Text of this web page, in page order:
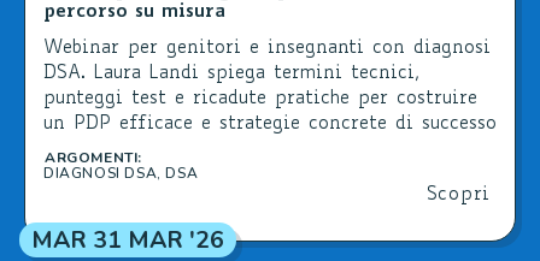
percorso su misura
Webinar per genitori e insegnanti con diagnosi
DSA. Laura Landi spiega termini tecnici,
punteggi test e ricadute pratiche per costruire
un PDP efficace e strategie concrete di successo
educativo.
ARGOMENTI:
DIAGNOSI DSA,DSA
Scopri
MAR 31 MAR '26